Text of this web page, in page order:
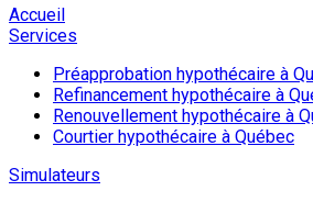
Accueil
Services
Préapprobation hypothécaire à
Refinancement hypothécaire à
Renouvellement hypothécaire à
Courtier hypothécaire à Québec
Simulateurs